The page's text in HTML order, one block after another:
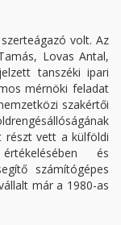
volt. Az
Lovas Antal,
tanszéki ipari
mérnöki feladat
szakértői
részt vett a külföldi
és
számítógépes
már a 1980-as